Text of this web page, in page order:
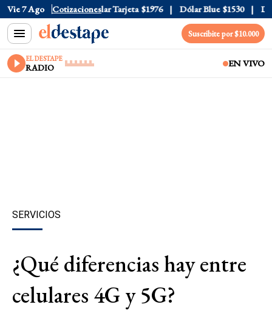
Vie 7 Ago Cotizaciones
Oficial $1520 Dólar Tarjeta $1976 Dólar Blue $1530
Suscribite por $10.000
EL DESTAPE
RADIO EN VIVO
SERVICIOS
¿Qué diferencias hay entre
celulares 4G y 5G?